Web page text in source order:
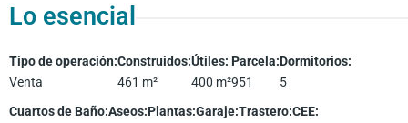
Lo esencial
Tipo de operación:
Venta
Construidos:
461 m²
Útiles:
400 m²
Parcela:
951
Dormitorios:
5
Cuartos de Baño:Aseos:Plantas:Garaje:Trastero:CEE: